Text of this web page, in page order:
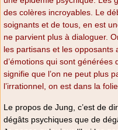
des colères incroyables. Le
soignants et de tous, en est
ne parvient plus à dialoguer.
les partisans et les opposants
d’émotions qui sont
signifie que l’on ne peut plus
l’irrationnel, on est dans la
Le propos de Jung, c’est de
dégâts psychiques que de